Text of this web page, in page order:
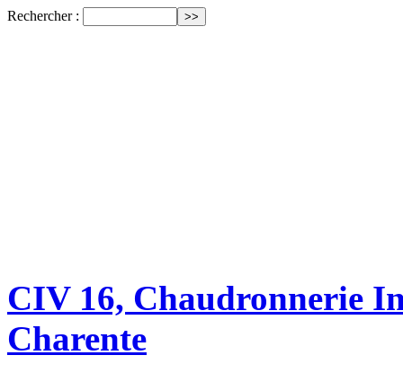
Rechercher :
CIV 16, Chaudronnerie
Charente